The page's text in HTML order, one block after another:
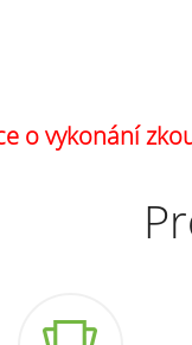
o vykonání